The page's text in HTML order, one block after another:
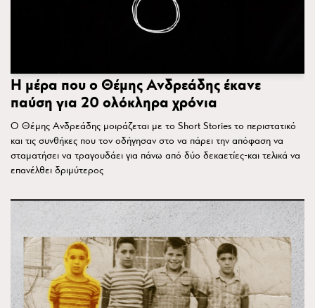
Η μέρα που ο Θέμης Ανδρεάδης έκανε
παύση για 20 ολόκληρα χρόνια
Ο Θέμης Ανδρεάδης μοιράζεται με το Short Stories το περιστατικό
και τις συνθήκες που τον οδήγησαν στο να πάρει την απόφαση να
σταματήσει να τραγουδάει για πάνω από δύο δεκαετίες-και τελικά να
επανέλθει δριμύτερος